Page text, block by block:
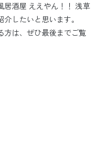
居酒屋 ええやん！！ 浅草
したいと思います。
方は、ぜひ最後までご覧